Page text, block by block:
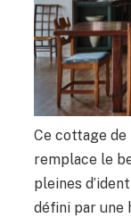
Ce cottage
remplace le
pleines
défini par une